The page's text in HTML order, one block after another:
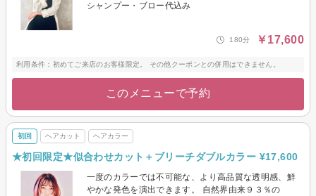
シャンプー・ブロー代込み
180分 ￥17,600
利用条件：初めてご来店のお客様限定。 その他クーポンとの併用はできません。
このメニューで予約
初回 ヘアカット ヘアカラー
★初回限定★似合わせカット＋ブリーチダブルカラー ¥17,600
一度のカラーでは不可能な、より高品質な透明感、鮮
やかな発色を演出できます。 自然界由来９３％の